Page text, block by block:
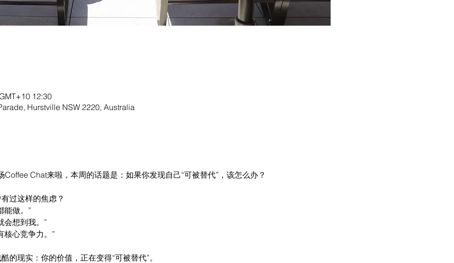
12:30
Hurstville NSW 2220, Australia
Chat来啦，本周的话题是：如果你发现自己“可被替代”，该怎么办？
过这样的焦虑？
能做。”
会想到我。”
核心竞争力。”
的现实：你的价值，正在变得“可被替代”。